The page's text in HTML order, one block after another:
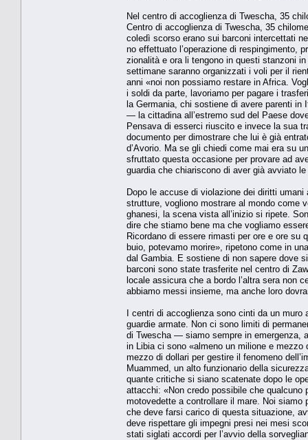
Nel centro di accoglienza di Twescha, 35
Centro di accoglienza di Twescha, 35
coledì scorso erano sui barconi intercettati
no effettuato l’operazione di respingimen­to,
zionalità e ora li tengono in questi stanzoni
settimane saranno organizzati i voli per il
anni «noi non possiamo restare in Afri­ca.
i soldi da parte, lavoriamo per pagare i
la Germania, chi sostiene di avere parenti
— la cittadina all’estremo sud del Paese
Pensava di esserci riuscito e inve­ce la sua
documento per dimostrare che lui è già
d’Avorio. Ma se gli chiedi co­me mai era su
sfruttato questa occasione per provare ad
guardia che chiariscono di aver già avviato
Dopo le accuse di violazione dei diritti
strutture, vogliono mostrare al mon­do come
ghanesi, la scena vista all’inizio si ripete.
dire che stiamo bene ma che vo­gliamo
Ricordano di essere rimasti per ore e ore su
buio, potevamo morire», ripetono come in
dal Gambia. E sostiene di non sapere dove
barconi sono state trasferite nel centro di
locale assi­cura che a bordo l’altra sera non
abbia­mo messi insieme, ma anche loro
I centri di accoglienza sono cinti da un
guardie armate. Non ci sono limiti di
di Twescha — siamo sempre in emergenza,
in Libia ci sono «almeno un milione e mezzo
mezzo di dollari per gesti­re il fenomeno
Muammed, un alto funzionario della
quante critiche si siano scatenate dopo le
attacchi: «Non credo possibi­le che qualcuno
motovedette a controllare il ma­re. Noi siamo
che deve farsi carico di que­sta situazione,
deve rispettare gli impe­gni presi nei mesi
stati siglati accordi per l’avvio della